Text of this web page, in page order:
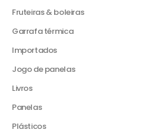
Fruteiras & boleiras
Garrafa térmica
Importados
Jogo de panelas
Livros
Panelas
Plásticos